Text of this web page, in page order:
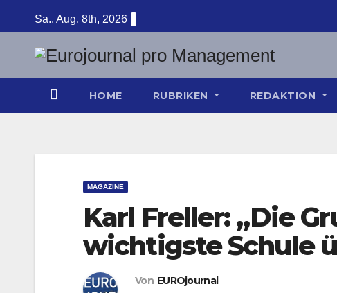
Inhalt
springen
Sa.. Aug. 8th, 2026
HOME RUBRIKEN REDAKTION
MAGAZINE
Karl Freller: „Die
wichtigste Schule
Von EUROjournal